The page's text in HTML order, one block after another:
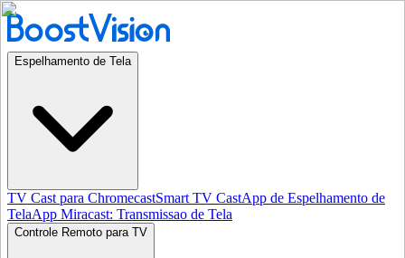
Espelhamento de Tela
TV Cast para ChromecastSmart TV CastApp de Espelhamento de
TelaApp Miracast: Transmissao de Tela
Controle Remoto para TV